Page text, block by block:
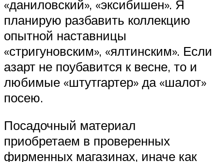
«даниловский», «эксибишен». Я
планирую разбавить коллекцию
опытной наставницы
«стригуновским», «ялтинским». Если
азарт не поубавится к весне, то и
любимые «штутгартер» да «шалот»
посею.
Посадочный материал
приобретаем в проверенных
фирменных магазинах, иначе как